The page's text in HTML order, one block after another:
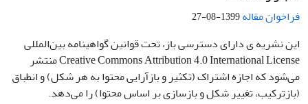
فراخوان مقاله1399-08-27
این نشریه ی دارای دسترسی باز، تحت قوانین گواهینامه بین‌المللی
Creative Commons Attribution 4.0 International License منتشر
می‌شود که اجازه اشتراک (تکثیر و بازآرایی محتوا به هر شکل) و انطباق
(بازترکیب، تغییر شکل و بازسازی بر اساس محتوا) را می‌دهد.